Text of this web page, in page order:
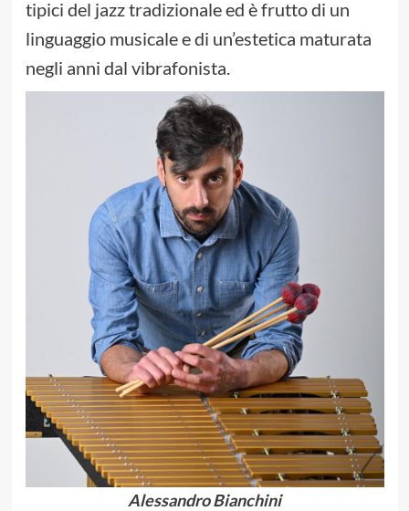
tipici del jazz tradizionale ed è frutto di un
linguaggio musicale e di un’estetica maturata
negli anni dal vibrafonista.
Alessandro Bianchini